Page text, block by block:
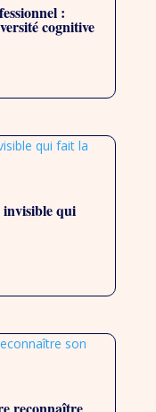
:
cognitive
qui